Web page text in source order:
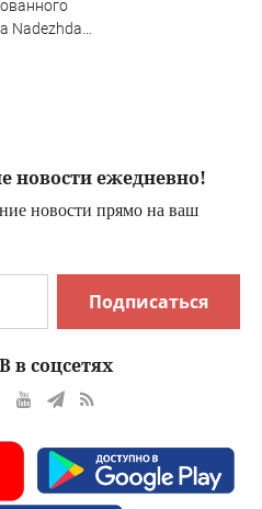
Nadezhda
новости ежедневно!
новости прямо на ваш
Подписаться
в соцсетях